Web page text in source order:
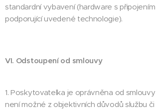
standardní vybavení (hardware s
podporující uvedené technologie).
VI. Odstoupení od smlouvy
1. Poskytovatelka je oprávněna od
není možné z objektivních důvodů službu